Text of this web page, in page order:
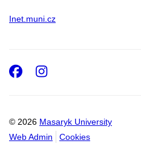
Inet.muni.cz
© 2026 Masaryk University
Web Admin
Cookies
Facebook
Instagram